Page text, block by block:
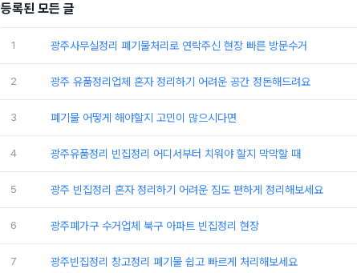
등록된 모든 글
1 광주사무실정리 폐기물처리로 연락주신 현장 빠른 방문수거
2 광주 유품정리업체 혼자 정리하기 어려운 공간 정돈해드려요
3 폐기물 어떻게 해야할지 고민이 많으시다면
4 광주유품정리 빈집정리 어디서부터 치워야 할지 막막할 때
5 광주 빈집정리 혼자 정리하기 어려운 짐도 편하게 정리해보세요
6 광주폐가구 수거업체 북구 아파트 빈집정리 현장
7 광주빈집정리 창고정리 폐기물 쉽고 빠르게 처리해보세요